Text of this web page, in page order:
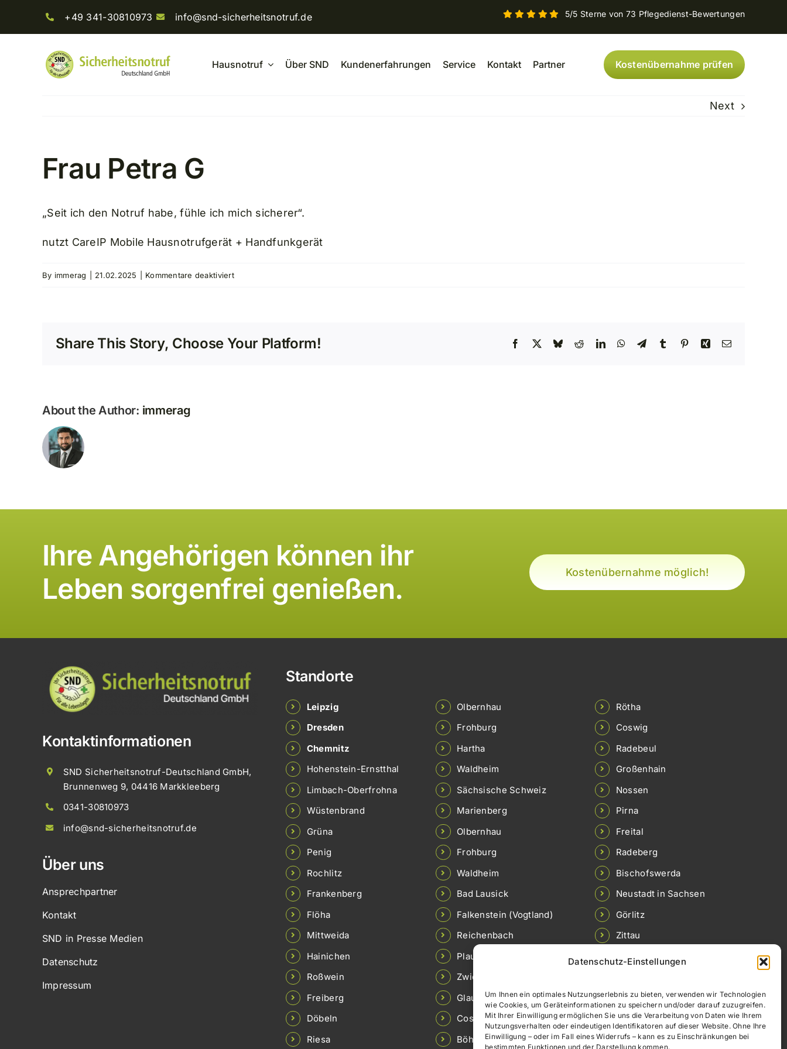
Datenschutz-Einstellungen
Um Ihnen ein optimales Nutzungserlebnis zu bieten, verwenden wir Technologien
wie Cookies, um Geräteinformationen zu speichern und/oder darauf zuzugreifen.
Mit Ihrer Einwilligung ermöglichen Sie uns die Verarbeitung von Daten wie Ihrem
Nutzungsverhalten oder eindeutigen Identifikatoren auf dieser Website. Ohne Ihre
Einwilligung – oder im Fall eines Widerrufs – kann es zu Einschränkungen bei
bestimmten Funktionen und der Darstellung kommen.
+49 341-30810973 info@snd-sicherheitsnotruf.de 5/5 Sterne von 73 Pflegedienst-Bewertungen
Hausnotruf Über SND Kundenerfahrungen Service Kontakt Partner Kostenübernahme prüfen
Next
Frau Petra G
„Seit ich den Notruf habe, fühle ich mich sicherer“.
nutzt CareIP Mobile Hausnotrufgerät + Handfunkgerät
By immerag 21.02.2025 Kommentare deaktiviertfür
Share This Story, Choose Your Platform! Facebook
X BlueskyRedditLinkedInWhatsApp
TelegramTumblrPinterestXingEmail
About the Author: immerag
Ihre Angehörigen können ihr
Leben sorgenfrei genießen.
Kostenübernahme möglich!
Kontaktinformationen
SND Sicherheitsnotruf-Deutschland GmbH,
Brunnenweg 9, 04416 Markkleeberg
0341-30810973
info@snd-sicherheitsnotruf.de
Über uns
Ansprechpartner
Kontakt
SND in Presse Medien
Datenschutz
Impressum
Standorte
Leipzig
Dresden
Chemnitz
Hohenstein-Ernstthal
Limbach-Oberfrohna
Wüstenbrand
Grüna
Penig
Rochlitz
Frankenberg
Flöha
Mittweida
Hainichen
Roßwein
Freiberg
Döbeln
Riesa
Olbernhau
Frohburg
Hartha
Waldheim
Sächsische Schweiz
Marienberg
Olbernhau
Frohburg
Waldheim
Bad Lausick
Falkenstein (Vogtland)
Reichenbach
Plauen
Zwickau
Glauchau
Coswig
Böhlen
Rötha
Coswig
Radebeul
Großenhain
Nossen
Pirna
Freital
Radeberg
Bischofswerda
Neustadt in Sachsen
Görlitz
Zittau
Löbau
Brandis
Colditz
Meerane